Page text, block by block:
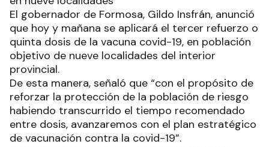
El gobernador de Formosa, Gildo Insfrán, anunció
que hoy y mañana se aplicará el tercer refuerzo o
quinta dosis de la vacuna covid-19, en población
objetivo de nueve localidades del interior
provincial.
De esta manera, señaló que “con el propósito de
reforzar la protección de la población de riesgo
habiendo transcurrido el tiempo recomendado
entre dosis, avanzaremos con el plan estratégico
de vacunación contra la covid-19”.